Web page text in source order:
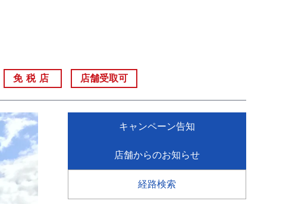
免税店 店舗受取可
キャンペーン告知
店舗からのお知らせ
経路検索